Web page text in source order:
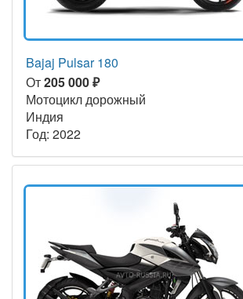
Bajaj Pulsar 180
От205 000 ₽
Мотоцикл дорожный
Индия
Год: 2022